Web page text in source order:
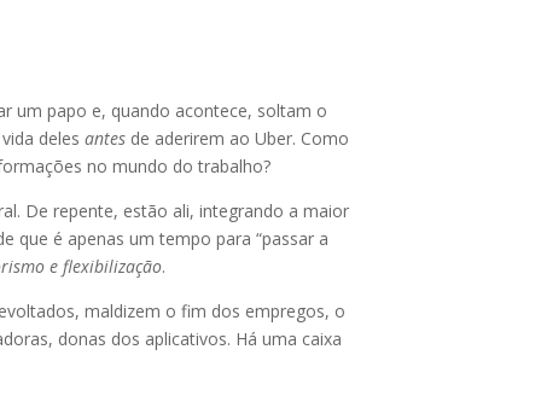
um papo e, quando acontece, soltam o
vida delesantes de aderirem ao Uber. Como
no mundo do trabalho?
De repente, estão ali, integrando a maior
que é apenas um tempo para “passar a
e flexibilização.
maldizem o fim dos empregos, o
donas dos aplicativos. Há uma caixa